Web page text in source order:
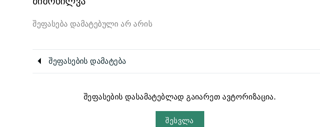
შეფასება დამატებული არ არის
შეფასების დამატება
შეფასების დასამატებლად გაიარეთ ავტორიზაცია.
შესვლა